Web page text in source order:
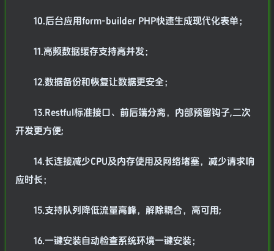
10.后台应用form-builder PHP快速生成现代化表单；
11.高频数据缓存支持高并发；
12.数据备份和恢复让数据更安全；
13.Restful标准接口、前后端分离，内部预留钩子,二次
开发更方便;
14.长连接减少CPU及内存使用及网络堵塞，减少请求响
应时长；
15.支持队列降低流量高峰，解除耦合，高可用;
16.一键安装自动检查系统环境一键安装；